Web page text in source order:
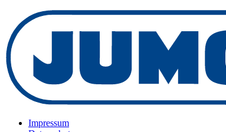
Impressum